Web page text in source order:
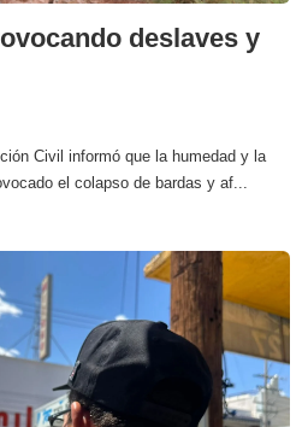
deslaves y
Civil informó que la humedad y la
el colapso de bardas y af...